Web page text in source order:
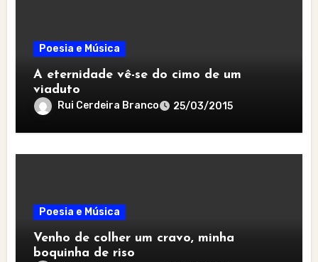
Poesia e Música
A eternidade vê-se do cimo de um
viaduto
Rui Cerdeira Branco 25/03/2015
Poesia e Música
Venho de colher um cravo, minha
boquinha de riso